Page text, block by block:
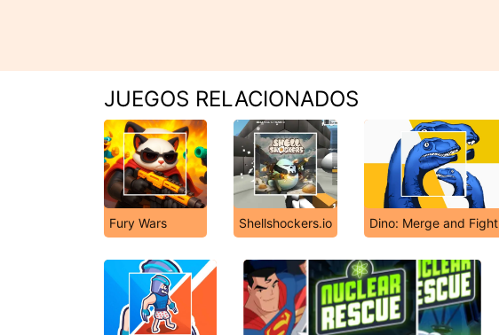
JUEGOS RELACIONADOS
Fury Wars Shellshockers.io Dino: Merge and Fight